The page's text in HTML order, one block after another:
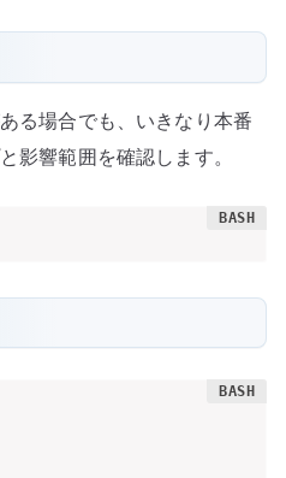
る場合でも、いきなり本番
影響範囲を確認します。